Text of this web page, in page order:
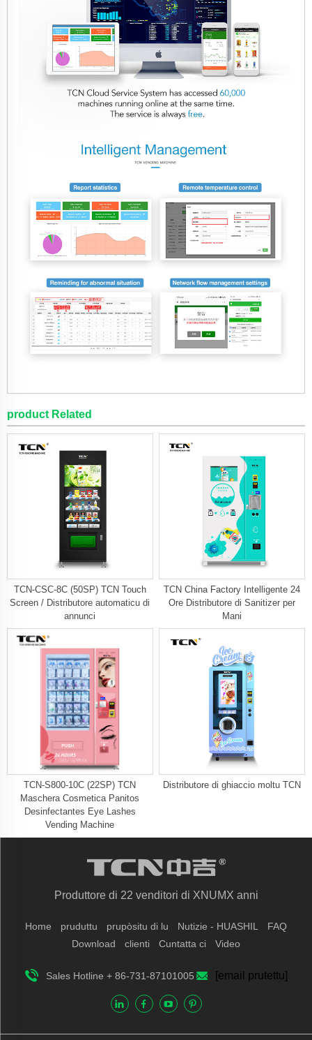
product Related
TCN-CSC-8C (50SP) TCN Touch
Screen / Distributore automaticu di
annunci
TCN China Factory Intelligente 24
Ore Distributore di Sanitizer per
Mani
TCN-S800-10C (22SP) TCN
Maschera Cosmetica Panitos
Desinfectantes Eye Lashes
Vending Machine
Distributore di ghiaccio moltu TCN
Produttore di 22 venditori di XNUMX anni
Home pruduttu prupòsitu di lu Nutizie - HUASHIL
FAQ
Download
clienti Cuntatta ci Video
Sales Hotline + 86-731-87101005 [email prutettu]